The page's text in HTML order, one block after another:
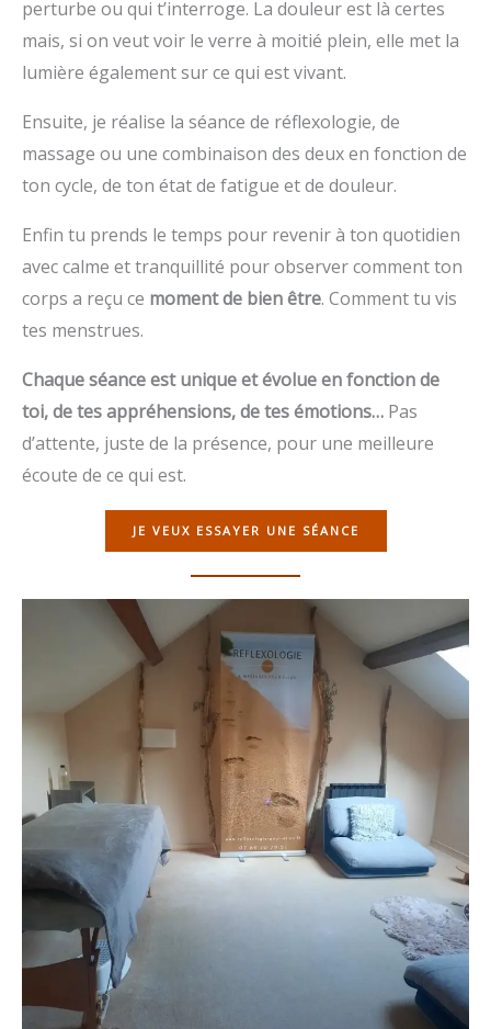
perturbe ou qui t’interroge. La douleur est là certes
mais, si on veut voir le verre à moitié plein, elle met la
lumière également sur ce qui est vivant.
Ensuite, je réalise la séance de réflexologie, de
massage ou une combinaison des deux en fonction de
ton cycle, de ton état de fatigue et de douleur.
Enfin tu prends le temps pour revenir à ton quotidien
avec calme et tranquillité pour observer comment ton
corps a reçu ce moment de bien être. Comment tu vis
tes menstrues.
Chaque séance est unique et évolue en fonction de
toi, de tes appréhensions, de tes émotions… Pas
d’attente, juste de la présence, pour une meilleure
écoute de ce qui est.
JE VEUX ESSAYER UNE SÉANCE